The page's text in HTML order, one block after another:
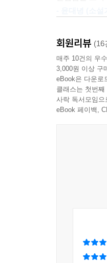
그리면서, 사
글을 쓰는 사
- 전경란 (소설
인간의 내면
‘일러두기’
회원리뷰 (16
매주 10건의 우
3,000원 이상 구
eBook은 다운로
클래스는 첫번
사락 독서모임
eBook 페이백,